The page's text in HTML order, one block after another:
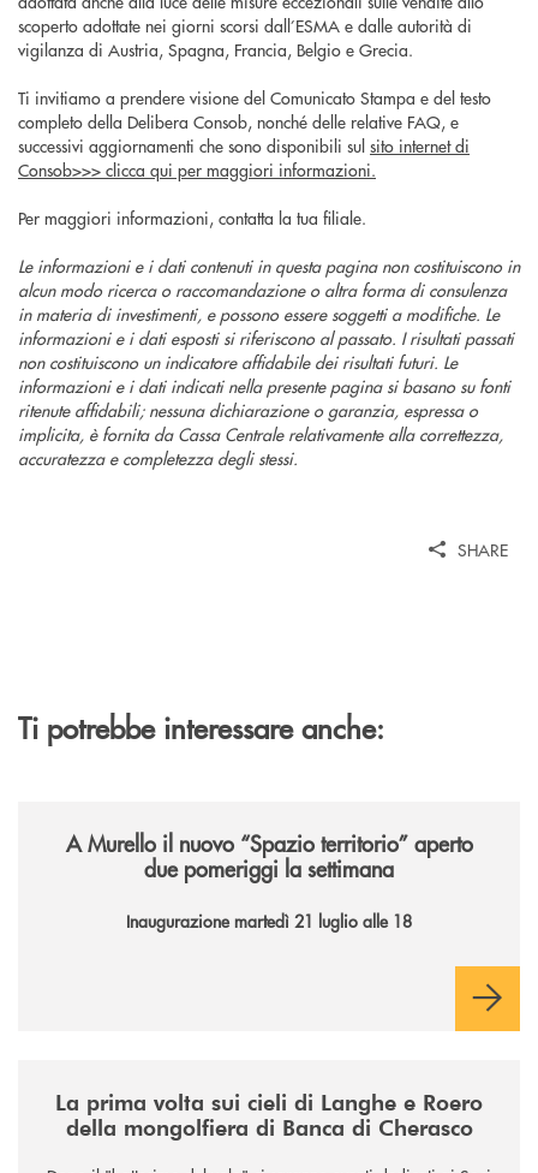
scoperto adottate nei giorni scorsi dall’ESMA e dalle autorità di
vigilanza di Austria, Spagna, Francia, Belgio e Grecia.
Ti invitiamo a prendere visione del Comunicato Stampa e del testo
completo della Delibera Consob, nonché delle relative FAQ, e
successivi aggiornamenti che sono disponibili sul sito internet di
Consob>>> clicca qui per maggiori informazioni.
Per maggiori informazioni, contatta la tua filiale.
Le informazioni e i dati contenuti in questa pagina non costituiscono in
alcun modo ricerca o raccomandazione o altra forma di consulenza
in materia di investimenti, e possono essere soggetti a modifiche. Le
informazioni e i dati esposti si riferiscono al passato. I risultati passati
non costituiscono un indicatore affidabile dei risultati futuri. Le
informazioni e i dati indicati nella presente pagina si basano su fonti
ritenute affidabili; nessuna dichiarazione o garanzia, espressa o
implicita, è fornita da Cassa Centrale relativamente alla correttezza,
accuratezza e completezza degli stessi.
SHARE
Ti potrebbe interessare anche:
A Murello il nuovo “Spazio territorio” aperto
due pomeriggi la settimana
Inaugurazione martedì 21 luglio alle 18
La prima volta sui cieli di Langhe e Roero
della mongolfiera di Banca di Cherasco